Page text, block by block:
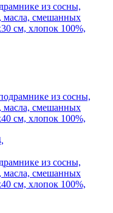
из сосны,
масла, смешанных
см, хлопок 100%,
из сосны,
масла, смешанных
см, хлопок 100%,